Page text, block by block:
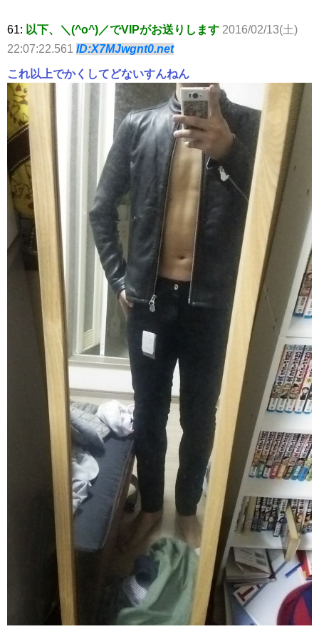
61: 以下、＼(^o^)／でVIPがお送りします 2016/02/13(土)
22:07:22.561 ID:X7MJwgnt0.net
これ以上でかくしてどないすんねん